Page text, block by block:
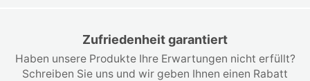
Zufriedenheit garantiert
Haben unsere Produkte Ihre Erwartungen nicht erfüllt?
Schreiben Sie uns und wir geben Ihnen einen Rabatt